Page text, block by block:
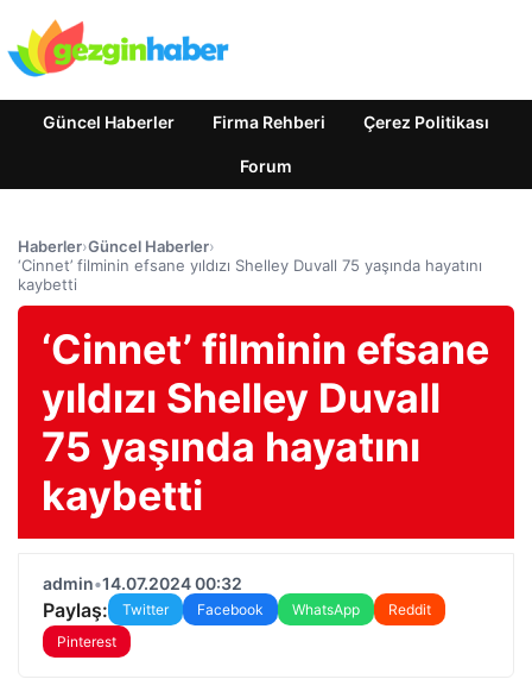
Güncel Haberler Firma Rehberi Çerez Politikası
Forum
Haberler›Güncel Haberler›
‘Cinnet’ filminin efsane yıldızı Shelley Duvall 75 yaşında hayatını
kaybetti
‘Cinnet’ filminin efsane
yıldızı Shelley Duvall
75 yaşında hayatını
kaybetti
admin•14.07.2024 00:32
Paylaş: Twitter Facebook WhatsApp
Reddit
Pinterest